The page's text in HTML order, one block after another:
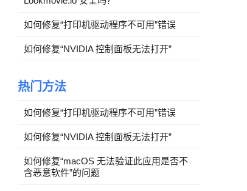
如何修复“打印机驱动程序不可用”错误
如何修复“NVIDIA 控制面板无法打开”
热门方法
如何修复“打印机驱动程序不可用”错误
如何修复“NVIDIA 控制面板无法打开”
如何修复“macOS 无法验证此应用是否不
含恶意软件”的问题